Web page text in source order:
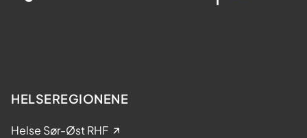
HELSEREGIONENE
Helse Sør-Øst RHF